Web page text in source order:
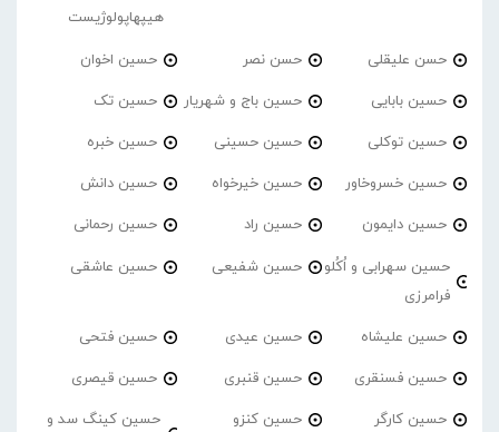
هیپهاپولوژیست
حسن علیقلی حسن نصر حسین اخوان
حسین بابایی حسین باج و شهریار حسین تک
حسین توکلی حسین حسینی حسین خبره
حسین خسروخاور حسین خیرخواه حسین دانش
حسین دایمون حسین راد حسین رحمانی
حسین سهرابی و اُکُلو
فرامرزی
حسین شفیعی حسین عاشقی
حسین علیشاه حسین عیدی حسین فتحی
حسین فسنقری حسین قنبری حسین قیصری
حسین کارگر حسین کنزو
حسین کینگ سد و